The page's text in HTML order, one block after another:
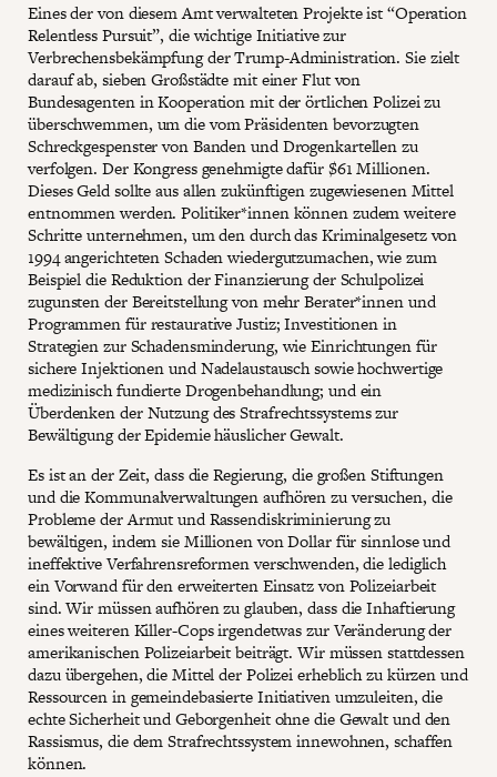
Eines der von diesem Amt verwalteten Projekte ist “Operation
Relentless Pursuit”, die wichtige Initiative zur
Verbrechensbekämpfung der Trump-Administration. Sie zielt
darauf ab, sieben Großstädte mit einer Flut von
Bundesagenten in Kooperation mit der örtlichen Polizei zu
überschwemmen, um die vom Präsidenten bevorzugten
Schreckgespenster von Banden und Drogenkartellen zu
verfolgen. Der Kongress genehmigte dafür $61 Millionen.
Dieses Geld sollte aus allen zukünftigen zugewiesenen Mittel
entnommen werden. Politiker*innen können zudem weitere
Schritte unternehmen, um den durch das Kriminalgesetz von
1994 angerichteten Schaden wiedergutzumachen, wie zum
Beispiel die Reduktion der Finanzierung der Schulpolizei
zugunsten der Bereitstellung von mehr Berater*innen und
Programmen für restaurative Justiz; Investitionen in
Strategien zur Schadensminderung, wie Einrichtungen für
sichere Injektionen und Nadelaustausch sowie hochwertige
medizinisch fundierte Drogenbehandlung; und ein
Überdenken der Nutzung des Strafrechtssystems zur
Bewältigung der Epidemie häuslicher Gewalt.
Es ist an der Zeit, dass die Regierung, die großen Stiftungen
und die Kommunalverwaltungen aufhören zu versuchen, die
Probleme der Armut und Rassendiskriminierung zu
bewältigen, indem sie Millionen von Dollar für sinnlose und
ineffektive Verfahrensreformen verschwenden, die lediglich
ein Vorwand für den erweiterten Einsatz von Polizeiarbeit
sind. Wir müssen aufhören zu glauben, dass die Inhaftierung
eines weiteren Killer-Cops irgendetwas zur Veränderung der
amerikanischen Polizeiarbeit beiträgt. Wir müssen stattdessen
dazu übergehen, die Mittel der Polizei erheblich zu kürzen und
Ressourcen in gemeindebasierte Initiativen umzuleiten, die
echte Sicherheit und Geborgenheit ohne die Gewalt und den
Rassismus, die dem Strafrechtssystem innewohnen, schaffen
können.